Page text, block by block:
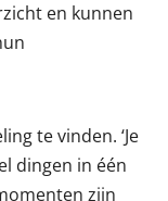
en kunnen
te vinden. ‘Je
dingen in één
zijn